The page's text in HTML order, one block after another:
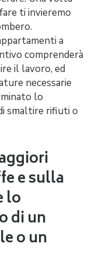
ti invieremo
a
comprenderà
il lavoro, ed
necessarie
lo
smaltire rifiuti o
e sulla
lo
di un
o un